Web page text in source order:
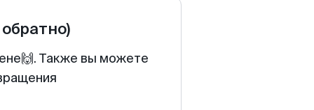
Также вы можете